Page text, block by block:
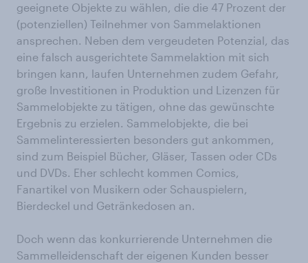
geeignete Objekte zu wählen, die die 47 Prozent der
(potenziellen) Teilnehmer von Sammelaktionen
ansprechen. Neben dem vergeudeten Potenzial, das
eine falsch ausgerichtete Sammelaktion mit sich
bringen kann, laufen Unternehmen zudem Gefahr,
große Investitionen in Produktion und Lizenzen für
Sammelobjekte zu tätigen, ohne das gewünschte
Ergebnis zu erzielen. Sammelobjekte, die bei
Sammelinteressierten besonders gut ankommen,
sind zum Beispiel Bücher, Gläser, Tassen oder CDs
und DVDs. Eher schlecht kommen Comics,
Fanartikel von Musikern oder Schauspielern,
Bierdeckel und Getränkedosen an.
Doch wenn das konkurrierende Unternehmen die
Sammelleidenschaft der eigenen Kunden besser